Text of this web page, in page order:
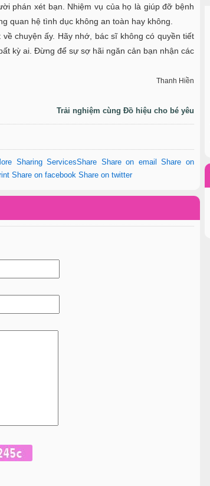
phán xét bạn. Nhiệm vụ của họ là giúp đỡ bệnh
quan hệ tình dục không an toàn hay không.
chuyện ấy. Hãy nhớ, bác sĩ không có quyền tiết
kỳ ai. Đừng để sự sợ hãi ngăn cản bạn nhận các
Thanh Hiền
Trải nghiệm cùng Đồ hiệu cho bé yêu
Sharing ServicesShare Share on email Share on
Share on facebook Share on twitter